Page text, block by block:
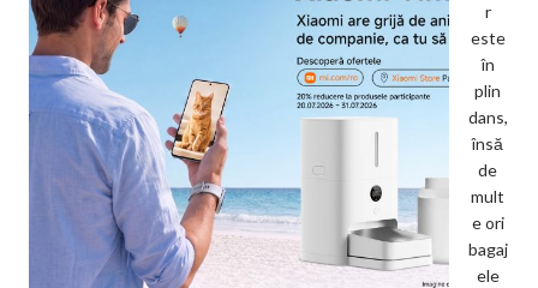
r
este
în
plin
dans,
însă
de
mult
e ori
bagaj
ele